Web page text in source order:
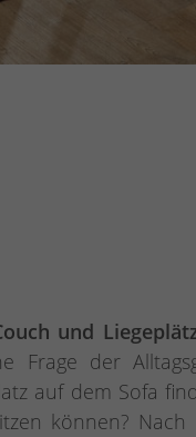
und
Frage der
auf dem Sofa
können?